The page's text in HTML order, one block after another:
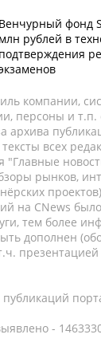
Венчурный фонд
млн рублей в
подтверждения
компании,
персоны и
архива
всех
"Главные
рынков,
на CNews
тем более
дополнен
-